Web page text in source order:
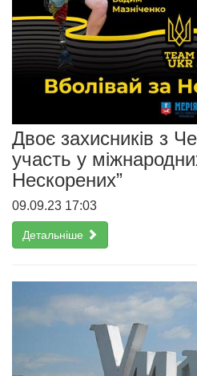
Двоє захисників з
участь у
Нескорених”
09.09.23 17:03
Детальніше